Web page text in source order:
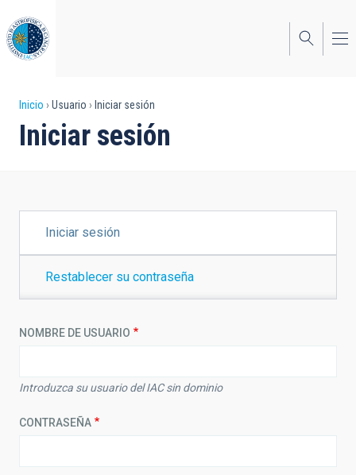
al
contenido
principal
Sobrescribir
enlaces
la
navegación
Inicio Usuario Iniciar sesión
Iniciar sesión
PRINCIPALES
Iniciar sesión
Restablecer su contraseña
NOMBRE DE USUARIO
Introduzca su usuario del IAC sin dominio
CONTRASEÑA